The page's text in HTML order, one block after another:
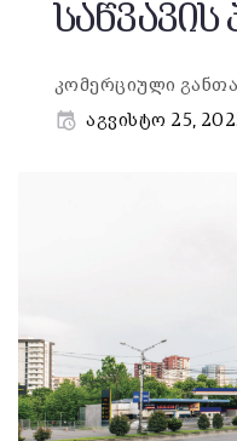
კომერციული
აგვისტო 25,